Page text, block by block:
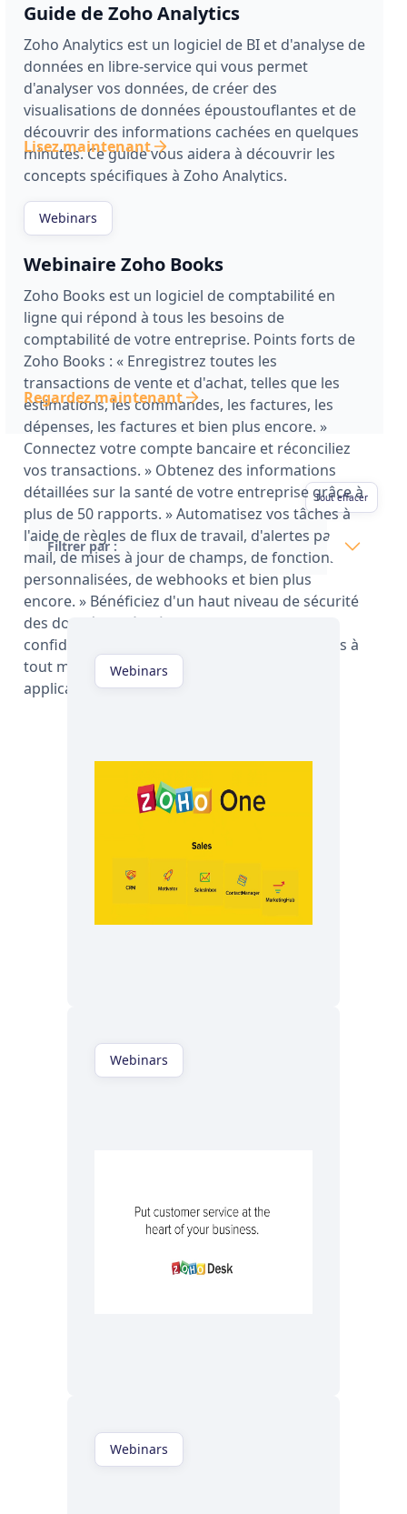
Guide de Zoho Analytics
Zoho Analytics est un logiciel de BI et d'analyse de
données en libre-service qui vous permet
d'analyser vos données, de créer des
visualisations de données époustouflantes et de
découvrir des informations cachées en quelques
minutes. Ce guide vous aidera à découvrir les
concepts spécifiques à Zoho Analytics.
Lisez maintenant
Webinars
Webinaire Zoho Books
Zoho Books est un logiciel de comptabilité en
ligne qui répond à tous les besoins de
comptabilité de votre entreprise. Points forts de
Zoho Books : « Enregistrez toutes les
transactions de vente et d'achat, telles que les
estimations, les commandes, les factures, les
dépenses, les factures et bien plus encore. »
Connectez votre compte bancaire et réconciliez
vos transactions. » Obtenez des informations
détaillées sur la santé de votre entreprise grâce à
plus de 50 rapports. » Automatisez vos tâches à
l'aide de règles de flux de travail, d'alertes par e-
mail, de mises à jour de champs, de fonctions
personnalisées, de webhooks et bien plus
encore. » Bénéficiez d'un haut niveau de sécurité
des données grâce à notre politique de
confidentialité stricte. » Accédez à vos données à
tout moment et en tout lieu grâce à nos
applications mobiles pour iOS et Android.
Regardez maintenant
Tout effacer
Filtrer par :
Webinars
Webinars
Webinars